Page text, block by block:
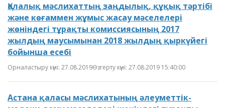
Қалалық мәслихаттың заңдылық, құқық тәртібі
және көғаммен жұмыс жасау мәселелері
жөніндегі тұрақты комиссиясының 2017
жылдың маусымынан 2018 жылдың қыркүйегі
бойынша есебі
Орналастыру күні: 27.08.2019Өзгерту күні: 27.08.2019 15:40:00
Астана қаласы мәслихатының әлеуметтік-